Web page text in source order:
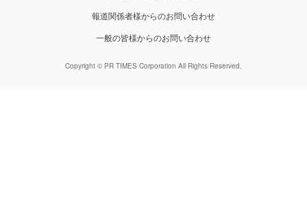
報道関係者様からのお問い合わせ
一般の皆様からのお問い合わせ
Copyright © PR TIMES Corporation All Rights Reserved.